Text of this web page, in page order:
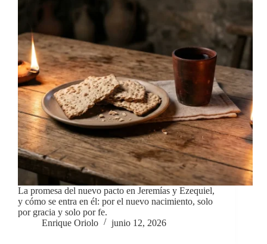
La promesa del nuevo pacto en Jeremías y Ezequiel,
y cómo se entra en él: por el nuevo nacimiento, solo
por gracia y solo por fe.
Enrique Oriolo
junio 12, 2026